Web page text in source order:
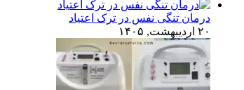
درمان تنگی نفس در ترک اعتیاد
۲۰ اردیبهشت, ۱۴۰۵